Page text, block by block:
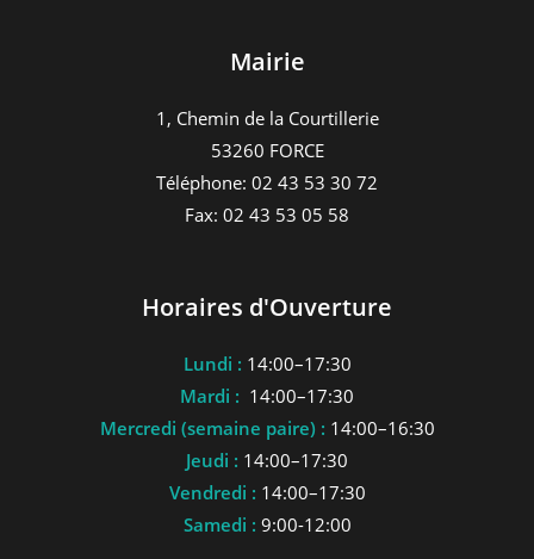
Mairie
1, Chemin de la Courtillerie
53260 FORCE
Téléphone: 02 43 53 30 72
Fax: 02 43 53 05 58
Horaires d'Ouverture
Lundi : 14:00–17:30
Mardi : 14:00–17:30
Mercredi (semaine paire) : 14:00–16:30
Jeudi : 14:00–17:30
Vendredi : 14:00–17:30
Samedi : 9:00-12:00